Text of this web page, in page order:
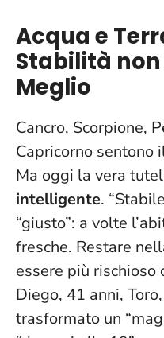
Acqua e
Stabilità non
Meglio
Cancro, Scorpione,
Capricorno sentono
Ma oggi la vera
intelligente.
“giusto”: a volte
fresche. Restare
essere più rischioso
Diego, 41 anni,
trasformato un